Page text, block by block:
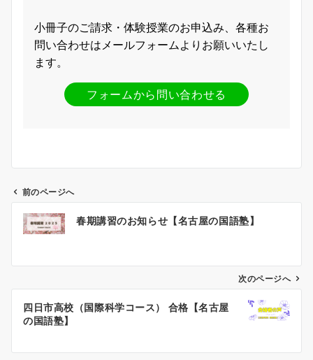
小冊子のご請求・体験授業のお申込み、各種お
問い合わせはメールフォームよりお願いいたし
ます。
フォームから問い合わせる
ン
前のページへ
春期講習のお知らせ【名古屋の国語塾】
次のページへ
四日市高校（国際科学コース） 合格【名古屋
の国語塾】